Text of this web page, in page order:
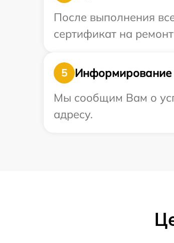
После выполнения
сертификат на
5
Информирование
Мы сообщим Вам о
адресу.